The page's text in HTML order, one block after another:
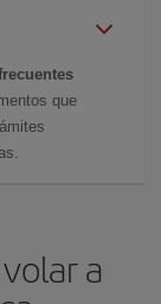
que
a